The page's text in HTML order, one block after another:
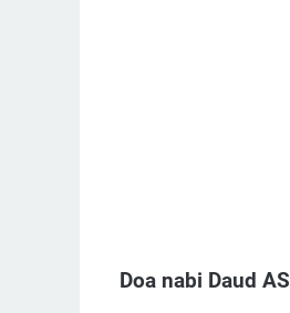
Doa nabi Daud AS